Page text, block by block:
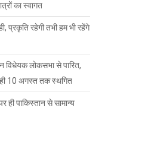
का स्वागत
प्रकृति रहेगी तभी हम भी रहेंगे
विधेयक लोकसभा से पारित,
10 अगस्त तक स्थगित
ही पाकिस्तान से सामान्य